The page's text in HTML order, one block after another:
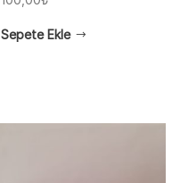
Sepete Ekle